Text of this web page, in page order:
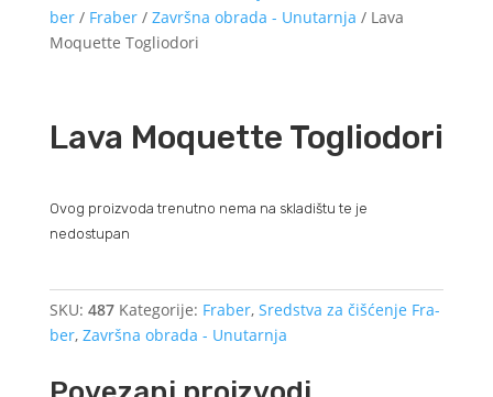
ber/ Fraber/ Završna obrada - Unutarnja / Lava
Moquette Togliodori
Lava Moquette Togliodori
Ovog proizvoda trenutno nema na skladištu te je
nedostupan
SKU: 487 Kategorije: Fraber, Sredstva za čišćenje Fra-
ber, Završna obrada - Unutarnja